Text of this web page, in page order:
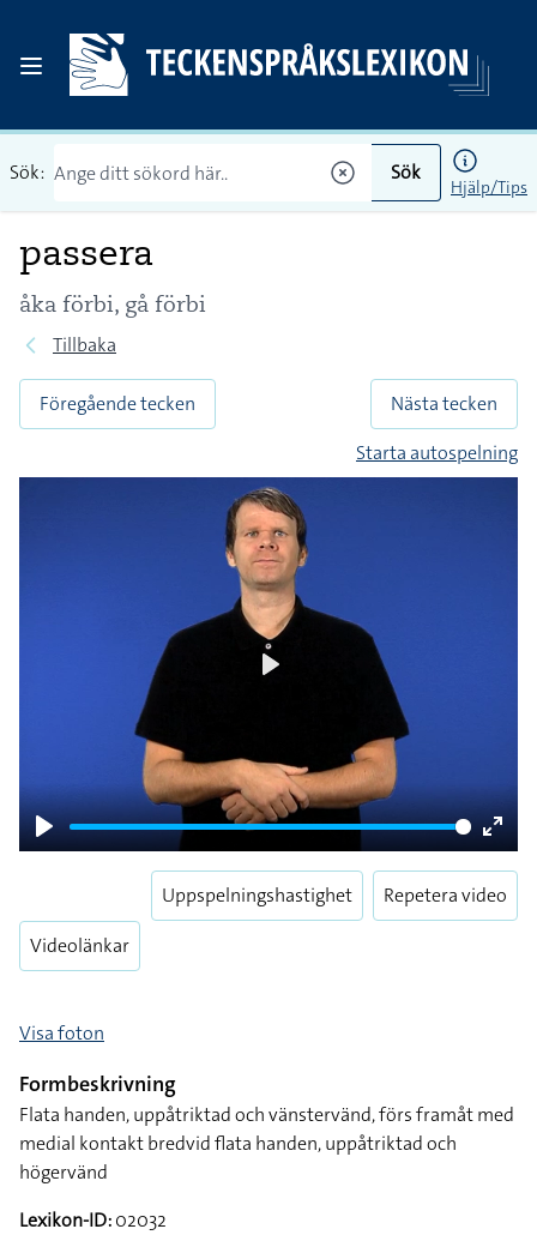
Sök: Sök
Hjälp/Tips
passera
åka förbi, gå förbi
Tillbaka
Föregående tecken
Nästa tecken
Starta autospelning
Play
Enter
Videolänkar
Uppspelningshastighet Repetera video
Visa foton
Formbeskrivning
Flata handen, uppåtriktad och vänstervänd, förs framåt med
medial kontakt bredvid flata handen, uppåtriktad och
högervänd
Lexikon-ID:02032